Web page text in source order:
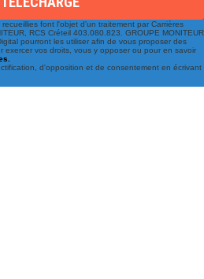
à votre écoute
de 9h à 17h
06 76 68
font l'objet d'un traitement par Carrières
RCS Créteil 403.080.823. GROUPE MONITEUR
pourront les utiliser afin de vous proposer des
exercer vos droits, vous y opposer ou pour en savoir
d'opposition et de consentement en écrivant